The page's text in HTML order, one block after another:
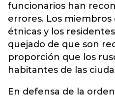
funcionarios han
errores. Los miembros
étnicas y los
quejado de que son
proporción que los
habitantes de las
En defensa de la